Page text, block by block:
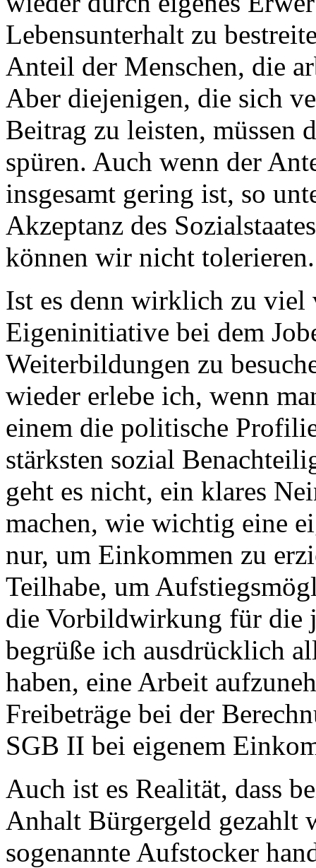
Lebensunterhalt zu
Anteil der Menschen, die
Aber diejenigen, die sich
Beitrag zu leisten, müssen
spüren. Auch wenn der
insgesamt gering ist, so
Akzeptanz des
können wir nicht
Ist es denn wirklich zu viel
Eigeninitiative bei dem
Weiterbildungen zu
wieder erlebe ich, wenn
einem die politische
stärksten sozial
geht es nicht, ein klares
machen, wie wichtig eine
nur, um Einkommen zu
Teilhabe, um
die Vorbildwirkung für die
begrüße ich ausdrücklich
haben, eine Arbeit
Freibeträge bei der
SGB II bei eigenem
Auch ist es Realität, dass
Anhalt Bürgergeld gezahlt
sogenannte Aufstocker